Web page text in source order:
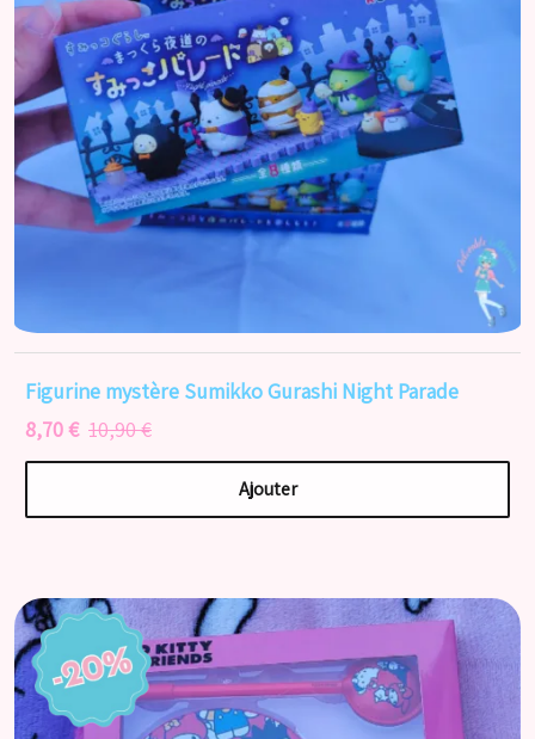
Figurine mystère Sumikko Gurashi Night Parade
8,70 € 10,90 €
Ajouter